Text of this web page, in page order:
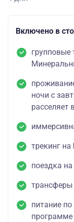
Включено в
групповые
ночи с
расселяет
трекинг
поездка
трансферы
питание
программе